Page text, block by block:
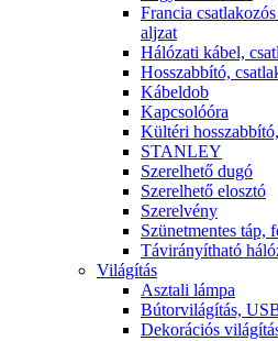
Francia
aljzat
Hálózati kábel,
Hosszabbító,
Kábeldob
Kapcsolóóra
Kültéri
STANLEY
Szerelhető dugó
Szerelhető elosztó
Szerelvény
Szünetmentes táp,
Távirányítható
Világítás
Asztali lámpa
Bútorvilágítás,
Dekorációs